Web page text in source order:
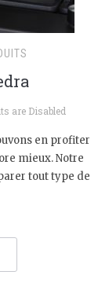
are Disabled
en profiter
mieux. Notre
tout type de